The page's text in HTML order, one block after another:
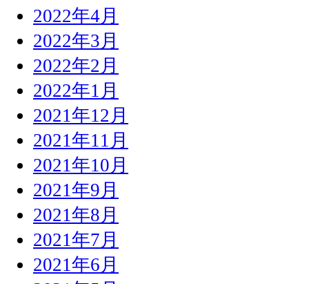
2022年4月
2022年3月
2022年2月
2022年1月
2021年12月
2021年11月
2021年10月
2021年9月
2021年8月
2021年7月
2021年6月